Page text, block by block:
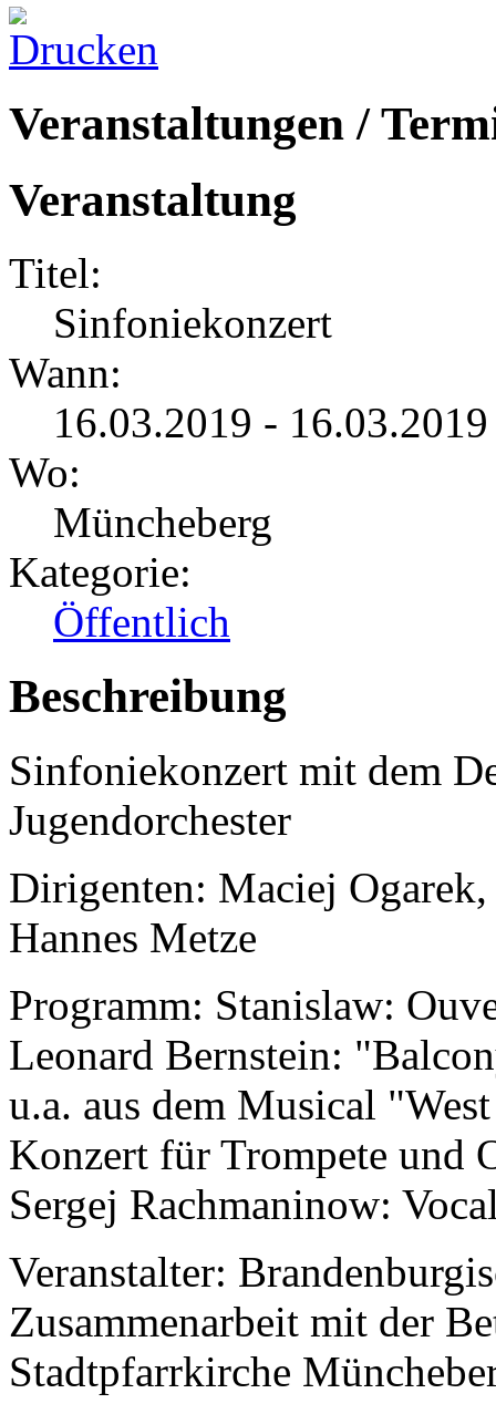
Veranstaltungen /
Veranstaltung
Titel:
Sinfoniekonzert
Wann:
16.03.2019 -
Wo:
Müncheberg
Kategorie:
Öffentlich
Beschreibung
Sinfoniekonzert mit dem
Jugendorchester
Dirigenten: Maciej
Hannes Metze
Programm: Stanislaw:
Leonard Bernstein:
u.a. aus dem Musical
Konzert für Trompete und
Sergej Rachmaninow:
Veranstalter:
Zusammenarbeit mit der
Stadtpfarrkirche